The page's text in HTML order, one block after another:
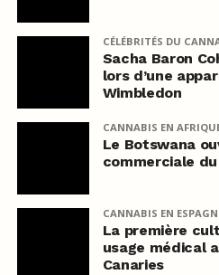
CÉLÉBRITÉS DU
Sacha Baron
lors d’une
Wimbledon
CANNABIS EN
Le Botswana
commerciale
CANNABIS EN
La première
usage médical
Canaries